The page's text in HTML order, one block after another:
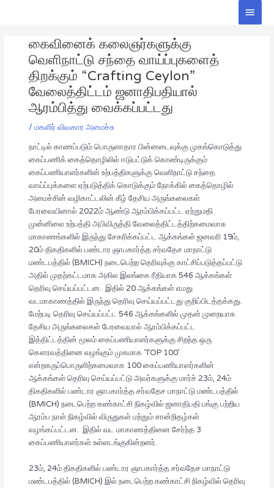
Main
கைவினைக் கலைஞர்களுக்கு
வெளிநாட்டு சந்தை வாய்ப்புகளைத்
திறக்கும் “Crafting Ceylon”
வேலைத்திட்டம் ஜனாதிபதியால்
ஆரம்பித்து வைக்கப்பட்டது
/ மகளிர் விவகார அமைச்சு
நாட்டில் காணப்படும் பொருளாதார பின்னடைவுக்கு முகங்கொடுத்து
கைப்பணிக் கைத்தொழிலில் ஈடுபட்டுக் கொண்டிருக்கும்
கைப்பணியாளர்களின் உற்பத்திகளுக்கு வெளிநாட்டு சந்தை
வாய்ப்புக்களை ஏற்படுத்திக் கொடுக்கும் நோக்கில் கைத்தொழில்
அமைச்சின் வழிகாட்டலின் கீழ் தேசிய அருங்கலைகள்
பேரவையினால் 2022ம் ஆண்டு ஆரம்பிக்கப்பட்ட ஏற்றுமதி
முன்னிலை உற்பத்தி அபிவிருத்தி வேலைத்திட்டத்திற்கமைவாக
மாகாணங்களில் இருந்து சேகரிக்கப்பட்ட ஆக்கங்கள் ஜனவரி 19ம்,
20ம் திகதிகளில் பண்டார ஞாபகார்த்த சர்வதேச மாநாட்டு
மண்டபத்தில் (BMICH) நடைபெற்ற தெரிவுக்கு காட்சிப்படுத்தப்பட்டு
அதில் முதற்கட்டமாக அகில இலங்கை ரீதியாக 546 ஆக்கங்கள்
தெரிவு செய்யப்பட்டன. இதில் 20 ஆக்கங்கள் எமது
வடமாகாணத்தில் இருந்து தெரிவு செய்யப்பட்டது குறிப்பிடத்தக்கது.
மேற்படி தெரிவு செய்யப்பட்ட 546 ஆக்கங்களில் முதன் முறையாக
தேசிய அருங்கலைகள் பேரவையால் ஆரம்பிக்கப்பட்ட
இத்திட்டத்தின் மூலம் கைப்பணியாளர்களுக்கு சிறந்த ஒரு
கௌரவத்தினை வழங்கும் முகமாக ‘TOP 100’
என்றகருப்பொருளிற்கமைவாக 100 கைப்பணியாளர்களின்
ஆக்கங்கள் தெரிவு செய்யப்பட்டு அவர்களுக்கு மார்ச் 23ம், 24ம்
திகதிகளில் பண்டார ஞாபகார்த்த சர்வதேச மாநாட்டு மண்டபத்தில்
(BMICH) நடைபெற்ற கண்காட்சி நிகழ்வில் ஜனாதிபதி பங்கு பற்றிய
ஆரம்ப நாள் நிகழ்வில் விருதுகள் மற்றும் சான்றிதழ்கள்
வழங்கப்பட்டன. இதில் வட மாகாணத்தினை சேர்ந்த 3
கைப்பணியாளர்கள் உள்ளடங்குகின்றனர்.
23ம், 24ம் திகதிகளில் பண்டார ஞாபகார்த்த சர்வதேச மாநாட்டு
மண்டபத்தில் (BMICH) இல் நடைபெற்ற கண்காட்சி நிகழ்வில் தெரிவு
navigation